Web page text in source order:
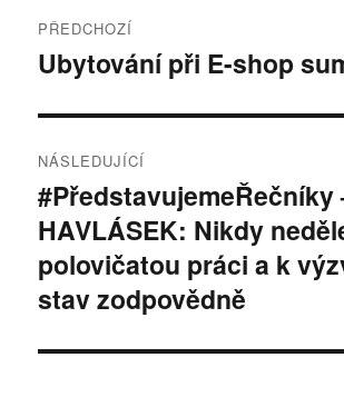
pro
PŘEDCHOZÍ
Předchozí
Ubytování při E-shop
NÁSLEDUJÍCÍ
Následující
příspěvek:
#PředstavujemeŘečníky
HAVLÁSEK: Nikdy
polovičatou práci a k
stav zodpovědně